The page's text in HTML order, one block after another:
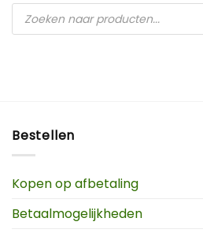
Producten
zoeken
Bestellen
Kopen op afbetaling
Betaalmogelijkheden